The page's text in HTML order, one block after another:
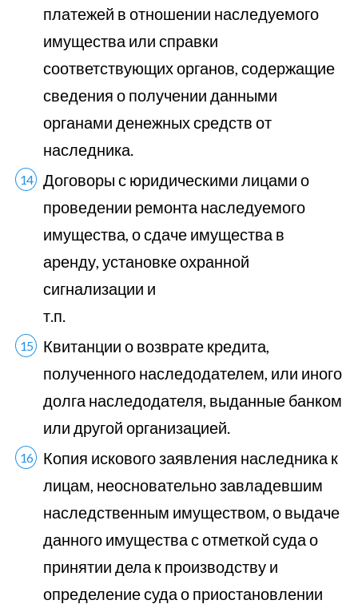
платежей в отношении наследуемого
имущества или справки
соответствующих органов, содержащие
сведения о получении данными
органами денежных средств от
наследника.
Договоры с юридическими лицами о
проведении ремонта наследуемого
имущества, о сдаче имущества в
аренду, установке охранной
сигнализации и
т.п.
Квитанции о возврате кредита,
полученного наследодателем, или иного
долга наследодателя, выданные банком
или другой организацией.
Копия искового заявления наследника к
лицам, неосновательно завладевшим
наследственным имуществом, о выдаче
данного имущества с отметкой суда о
принятии дела к производству и
определение суда о приостановлении